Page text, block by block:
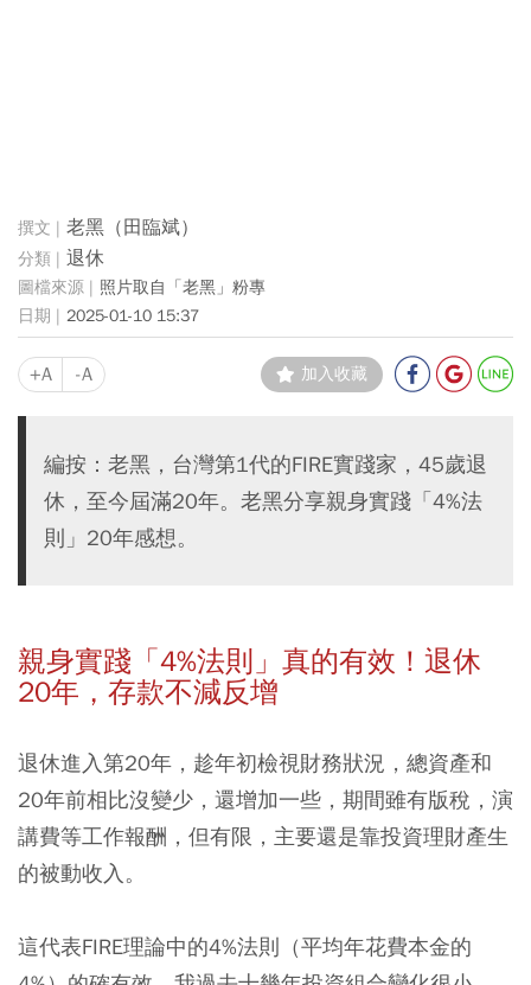
老黑（田臨斌）
退休
照片取自「老黑」粉專
2025-01-10 15:37
+A -A 加入收藏
編按：老黑，台灣第1代的FIRE實踐家，45歲退
休，至今屆滿20年。老黑分享親身實踐「4%法
則」20年感想。
親身實踐「4%法則」真的有效！退休
20年，存款不減反增
退休進入第20年，趁年初檢視財務狀況， 總資產和
20年前相比沒變少，還增加一些，期間雖有版稅，演
講費等工作報酬，但有限，主要還是靠投資理財產生
的被動收入。
這代表FIRE理論中的4%法則（平均年花費本金的